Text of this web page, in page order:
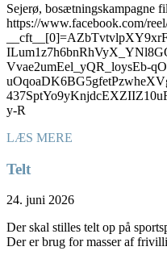
Sejerø, bosætningskampagne
https://www.facebook.com/
Vvae2umEel_yQR_loysEb-
y-R
LÆS MERE
Telt
24. juni 2026
Der skal stilles telt op på
Der er brug for masser af